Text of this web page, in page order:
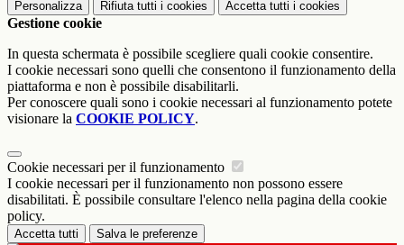
Personalizza Rifiuta tutti i cookies Accetta tutti i cookies
Gestione cookie
In questa schermata è possibile scegliere quali cookie consentire.
I cookie necessari sono quelli che consentono il funzionamento della
piattaforma e non è possibile disabilitarli.
Per conoscere quali sono i cookie necessari al funzionamento potete
visionare la COOKIE POLICY.
Cookie necessari per il funzionamento
I cookie necessari per il funzionamento non possono essere
disabilitati. È possibile consultare l'elenco nella pagina della cookie
policy.
Accetta tutti Salva le preferenze